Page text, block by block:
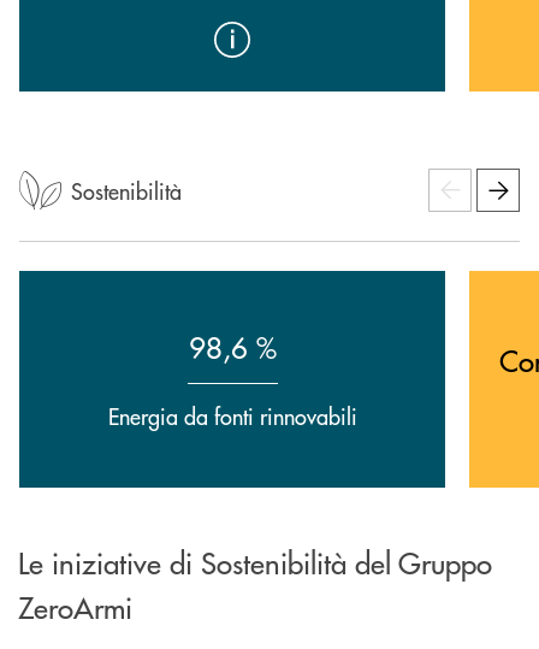
Sostenibilità
98,6 %
Energia da fonti rinnovabili
Le iniziative di Sostenibilità del Gruppo
ZeroArmi